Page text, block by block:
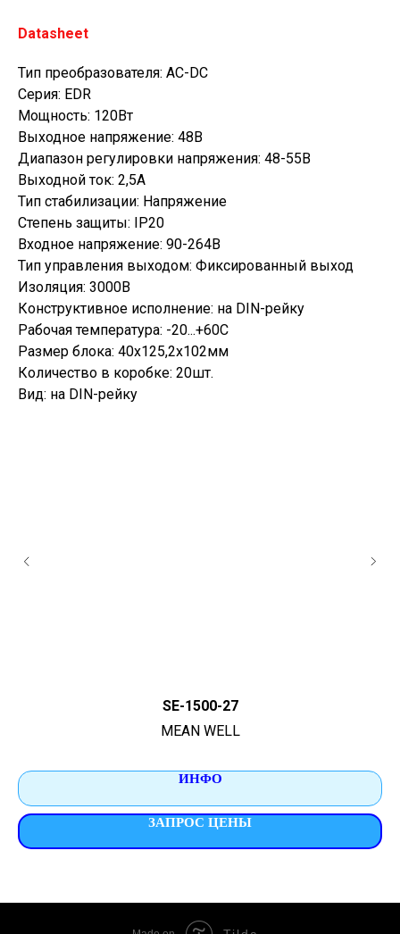
Datasheet
Тип преобразователя: AC-DC
Серия: EDR
Мощность: 120Вт
Выходное напряжение: 48В
Диапазон регулировки напряжения: 48-55В
Выходной ток: 2,5А
Тип стабилизации: Напряжение
Степень защиты: IP20
Входное напряжение: 90-264В
Тип управления выходом: Фиксированный выход
Изоляция: 3000В
Конструктивное исполнение: на DIN-рейку
Рабочая температура: -20...+60С
Размер блока: 40x125,2x102мм
Количество в коробке: 20шт.
Вид: на DIN-рейку
SE-1500-27
MEAN WELL
ИНФО
ЗАПРОС ЦЕНЫ